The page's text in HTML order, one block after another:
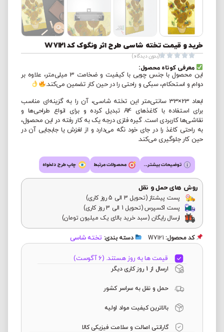
خرید و قیمت تخته شاسی طرح اثر ونگوک کد W7121




(بدون دیدگاه)
معرفی کوتاه محصول:
این محصول با جنس چوبی با کیفیت و ضخامت 3 میلی‌متر، علاوه بر
دوام و استحکام، سبکی و راحتی را در حین کار تضمین می‌کند.
ابعاد 23×33 سانتی‌متر این تخته شاسی، آن را به گزینه‌ای مناسب
برای استفاده با کاغذهای A4 تبدیل کرده و برای انواع طراحی‌ها و
نقاشی‌ها کاربردی است. گیره فلزی درجه یک به کار رفته در این محصول،
به راحتی کاغذ را در جای خود نگه می‌دارد و از لغزش یا جابجایی آن در
حین کار جلوگیری می‌کند.
توضیحات بیشتر... محصولات مرتبط چاپ طرح دلخواه
روش های حمل و نقل
پست پیشتاز (تحویل 3 الی 5 روز کاری)
پست اکسپرس (تحویل 1 الی 3 روز کاری)
ارسال رایگان (سبد خرید بالای یک میلیون تومان)
کد محصول: W7121 دسته بندی: تخته شاسی
قیمت ها به روز هستند. (6 آگوست)
ارسال از 1 روز کاری دیگر
حمل و نقل به سراسر کشور
بالاترین کیفیت مواد اولیه
گارانتی اصالت و سلامت فیزیکی کالا